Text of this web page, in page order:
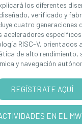
los diferentes
diseñado, verificado y
cuatro generaciones
aceleradores
RISC-V, orientados
de alto rendimiento,
y navegación
REGÍSTRATE AQUÍ
EN EL